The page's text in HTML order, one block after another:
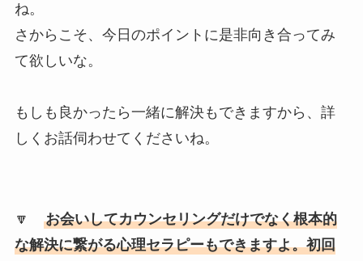
ね。
さからこそ、今日のポイントに是非向き合ってみ
て欲しいな。
もしも良かったら一緒に解決もできますから、詳
しくお話伺わせてくださいね。
🔽 お会いしてカウンセリングだけでなく根本的
な解決に繋がる心理セラピーもできますよ。初回